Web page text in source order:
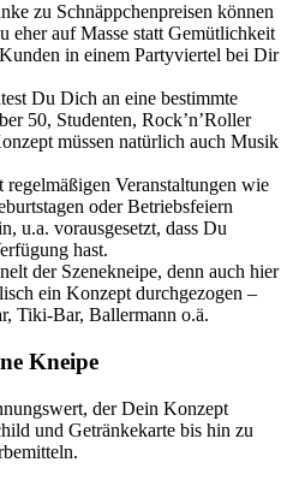
zu Schnäppchenpreisen können
eher auf Masse statt Gemütlichkeit
in einem Partyviertel bei Dir
Du Dich an eine bestimmte
50, Studenten, Rock’n’Roller
müssen natürlich auch Musik
regelmäßigen Veranstaltungen wie
oder Betriebsfeiern
u.a. vorausgesetzt, dass Du
hast.
der Szenekneipe, denn auch hier
ein Konzept durchgezogen –
Tiki-Bar, Ballermann o.ä.
Kneipe
der Dein Konzept
und Getränkekarte bis hin zu